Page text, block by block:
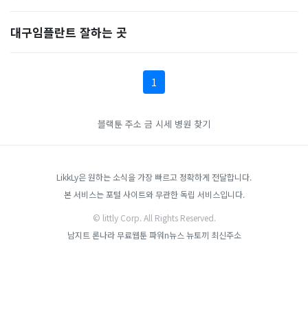
대구임플란트 잘하는 곳
1
블랙툰 주소 금 시세 병원 찾기
LikkLy은 원하는 소식을 가장 빠르고 정확하게 전달합니다.
본 서비스는 포털 사이트와 무관한 독립 서비스입니다.
© littly Corp. All Rights Reserved.
남지트 론나라 무료웹툰 파워n뉴스 뉴토끼 최신주소